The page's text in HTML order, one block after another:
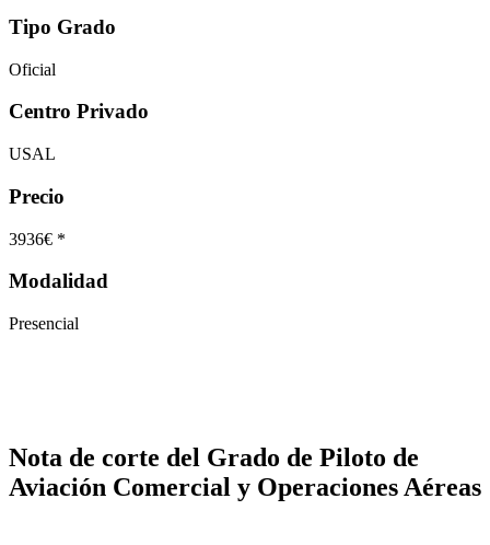
Tipo Grado
Oficial
Centro Privado
USAL
Precio
3936€ *
Modalidad
Presencial
Nota de corte del Grado de Piloto de
Aviación Comercial y Operaciones Aéreas